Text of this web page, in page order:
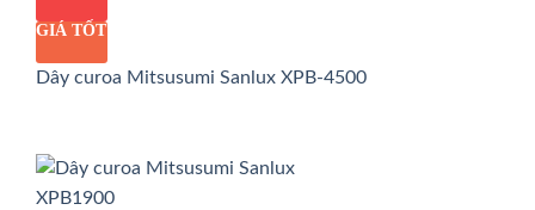
GIÁ TỐT
Dây curoa Mitsusumi Sanlux XPB-4500